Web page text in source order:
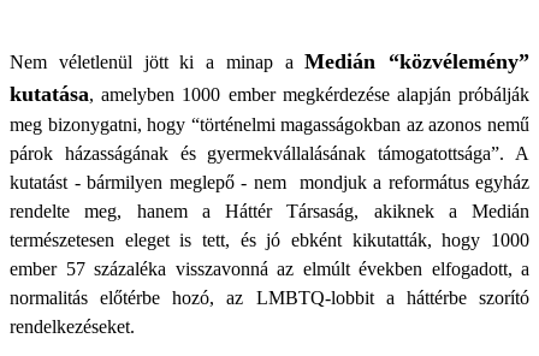
Nem véletlenül jött ki a minap aMedián “közvélemény”
kutatása, amelyben 1000 ember megkérdezése alapján próbálják
meg bizonygatni, hogy “történelmi magasságokban az azonos nemű
párok házasságának és gyermekvállalásának támogatottsága”. A
kutatást - bármilyen meglepő - nem mondjuk a református egyház
rendelte meg, hanem a Háttér Társaság, akiknek a Medián
természetesen eleget is tett, és jó ebként kikutatták, hogy 1000
ember 57 százaléka visszavonná az elmúlt években elfogadott, a
normalitás előtérbe hozó, az LMBTQ-lobbit a háttérbe szorító
rendelkezéseket.